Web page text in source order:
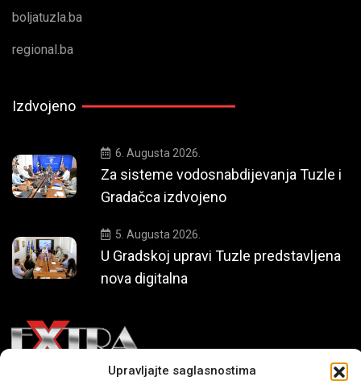
Upravljajte saglasnostima
boljatuzla.ba
regional.ba
Izdvojeno
6. Augusta 2026.
Za sisteme vodosnabdijevanja Tuzle i
Gradačca izdvojeno
5. Augusta 2026.
U Gradskoj upravi Tuzle predstavljena
nova digitalna